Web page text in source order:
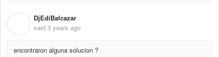
DjEdiBalcazar
said 3 years ago
encontraron alguna solucion ?